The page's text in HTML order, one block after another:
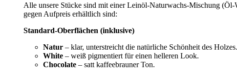
Alle unsere Stücke sind mit einer Leinöl-Naturwachs-Mischung (Öl-
gegen Aufpreis erhältlich sind:
Standard-Oberflächen (inklusive)
Natur – klar, unterstreicht die natürliche Schönheit des Holzes.
White – weiß pigmentiert für einen helleren Look.
Chocolate – satt kaffeebrauner Ton.